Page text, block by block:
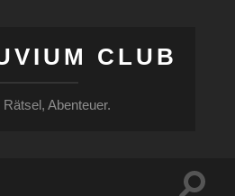
CLUB
Abenteuer.